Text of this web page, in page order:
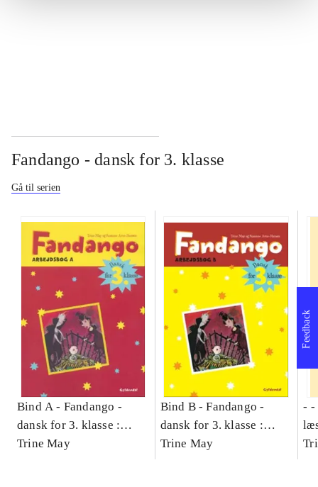
Fandango - dansk for 3. klasse
Gå til serien
Bind A - Fandango -
dansk for 3. klasse :
grundbog -- Arbejdsbog.
Trine May
Bind B -Fandango -
dansk for 3. klasse :
grundbog -- Arbejdsbog.
Trine May
- -
-
Feedback